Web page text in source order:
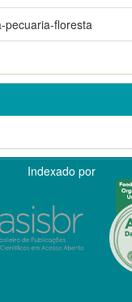
pecuaria-floresta
Indexado por